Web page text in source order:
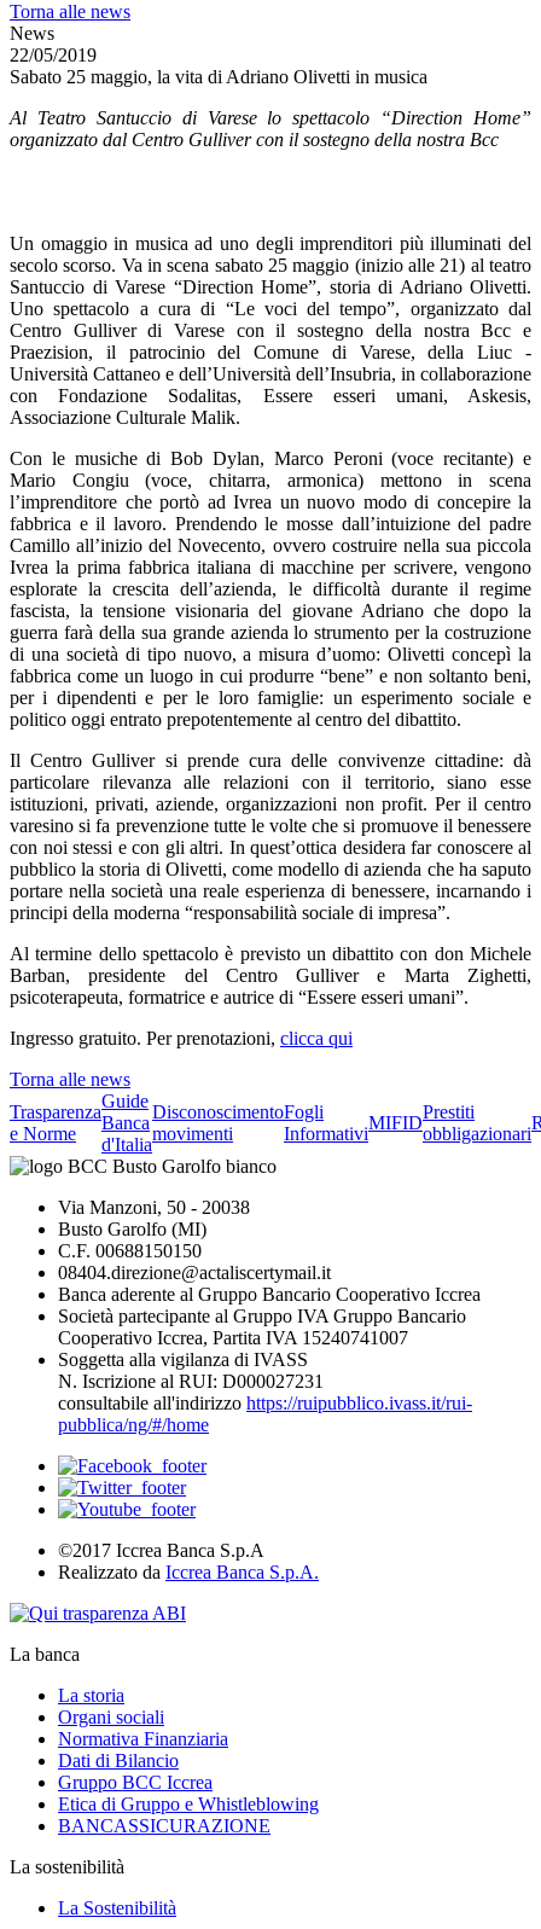
Torna alle news
News
22/05/2019
Sabato 25 maggio, la vita di Adriano Olivetti in musica
Al Teatro Santuccio di Varese lo spettacolo “Direction Home”
organizzato dal Centro Gulliver con il sostegno della nostra Bcc
Un omaggio in musica ad uno degli imprenditori più illuminati del
secolo scorso. Va in scena sabato 25 maggio (inizio alle 21) al teatro
Santuccio di Varese “Direction Home”, storia di Adriano Olivetti.
Uno spettacolo a cura di “Le voci del tempo”, organizzato dal
Centro Gulliver di Varese con il sostegno della nostra Bcc e
Praezision, il patrocinio del Comune di Varese, della Liuc -
Università Cattaneo e dell’Università dell’Insubria, in collaborazione
con Fondazione Sodalitas, Essere esseri umani, Askesis,
Associazione Culturale Malik.
Con le musiche di Bob Dylan, Marco Peroni (voce recitante) e
Mario Congiu (voce, chitarra, armonica) mettono in scena
l’imprenditore che portò ad Ivrea un nuovo modo di concepire la
fabbrica e il lavoro. Prendendo le mosse dall’intuizione del padre
Camillo all’inizio del Novecento, ovvero costruire nella sua piccola
Ivrea la prima fabbrica italiana di macchine per scrivere, vengono
esplorate la crescita dell’azienda, le difficoltà durante il regime
fascista, la tensione visionaria del giovane Adriano che dopo la
guerra farà della sua grande azienda lo strumento per la costruzione
di una società di tipo nuovo, a misura d’uomo: Olivetti concepì la
fabbrica come un luogo in cui produrre “bene” e non soltanto beni,
per i dipendenti e per le loro famiglie: un esperimento sociale e
politico oggi entrato prepotentemente al centro del dibattito.
Il Centro Gulliver si prende cura delle convivenze cittadine: dà
particolare rilevanza alle relazioni con il territorio, siano esse
istituzioni, privati, aziende, organizzazioni non profit. Per il centro
varesino si fa prevenzione tutte le volte che si promuove il benessere
con noi stessi e con gli altri. In quest’ottica desidera far conoscere al
pubblico la storia di Olivetti, come modello di azienda che ha saputo
portare nella società una reale esperienza di benessere, incarnando i
principi della moderna “responsabilità sociale di impresa”.
Al termine dello spettacolo è previsto un dibattito con don Michele
Barban, presidente del Centro Gulliver e Marta Zighetti,
psicoterapeuta, formatrice e autrice di “Essere esseri umani”.
Ingresso gratuito. Per prenotazioni, clicca qui
Torna alle news
Trasparenza
e Norme
Guide
Banca
d'Italia
Disconoscimento
movimenti
Fogli
Informativi
MIFID
Prestiti
obbligazionari
Via Manzoni, 50 - 20038
Busto Garolfo (MI)
C.F. 00688150150
08404.direzione@actaliscertymail.it
Banca aderente al Gruppo Bancario Cooperativo Iccrea
Società partecipante al Gruppo IVA Gruppo Bancario
Cooperativo Iccrea, Partita IVA 15240741007
Soggetta alla vigilanza di IVASS
N. Iscrizione al RUI: D000027231
consultabile all'indirizzo https://ruipubblico.ivass.it/rui-
pubblica/ng/#/home
©2017 Iccrea Banca S.p.A
Realizzato da Iccrea Banca S.p.A.
La banca
La storia
Organi sociali
Normativa Finanziaria
Dati di Bilancio
Gruppo BCC Iccrea
Etica di Gruppo e Whistleblowing
BANCASSICURAZIONE
La sostenibilità
La Sostenibilità